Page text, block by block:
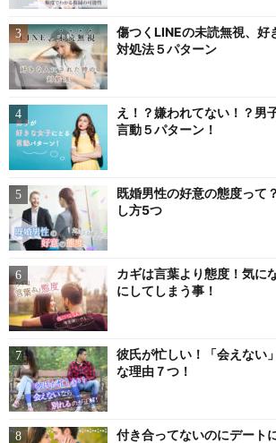
傷つくLINEの未読無視、好
対処法５パターン
え！？嫌われてない！？男
言動５パターン！
既婚男性の好意の態度って
し方5つ
カギは言葉より態度！気に
にしてしまう事！
彼氏が忙しい！「会えない
な理由７つ！
付き合ってないのにデート